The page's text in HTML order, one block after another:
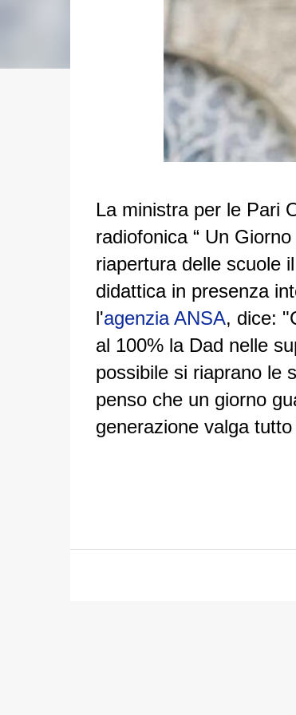
La ministra per le Pari
radiofonica “ Un
riapertura delle scuole
didattica in presenza
l'agenzia ANSA, dice:
al 100% la Dad nelle
possibile si riaprano le
penso che un giorno
generazione valga